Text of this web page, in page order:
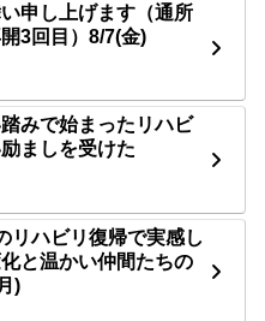
申し上げます（通所
3回目）8/7(金)
みで始まったリハビ
励ましを受けた
リハビリ復帰で実感し
と温かい仲間たちの
)